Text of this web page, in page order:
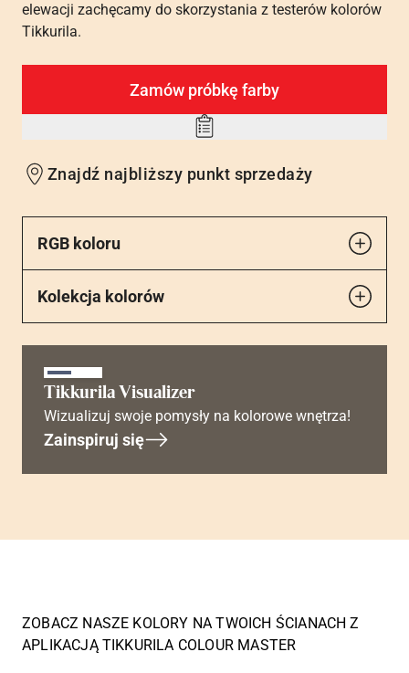
elewacji zachęcamy do skorzystania z testerów kolorów
Tikkurila.
Zamów próbkę farby
Add
wishlist
Znajdź najbliższy punkt sprzedaży
RGB koloru
Kolekcja kolorów
Tikkurila Visualizer
Wizualizuj swoje pomysły na kolorowe wnętrza!
Zainspiruj się
ZOBACZ NASZE KOLORY NA TWOICH ŚCIANACH Z
APLIKACJĄ TIKKURILA COLOUR MASTER